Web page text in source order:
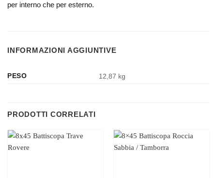
per interno che per esterno.
INFORMAZIONI AGGIUNTIVE
PESO 12,87 kg
PRODOTTI CORRELATI